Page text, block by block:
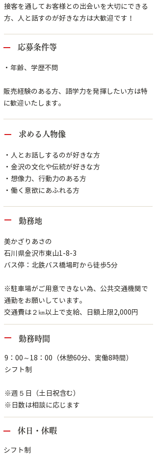
接客を通してお客様との出会いを大切にできる
方、人と話すのが好きな方は大歓迎です！
応募条件等
・年齢、学歴不問
販売経験のある方、語学力を発揮したい方は特
に歓迎いたします。
求める人物像
・人とお話しするのが好きな方
・金沢の文化や伝統が好きな方
・想像力、行動力のある方
・働く意欲にあふれる方
勤務地
美かざりあさの
石川県金沢市東山1-8-3
バス停：北鉄バス橋場町から徒歩5分
※駐車場がご用意できない為、公共交通機関で
通勤をお願いしています。
交通費は２㎞以上で支給、日額上限2,000円
勤務時間
9：00～18：00（休憩60分、実働8時間）
シフト制
※週５日（土日祝含む）
※日数は相談に応じます
休日・休暇
シフト制